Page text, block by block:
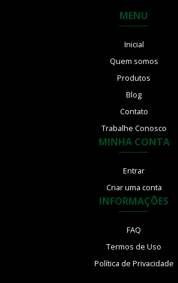
MENU
Inicial
Quem somos
Produtos
Blog
Contato
Trabalhe Conosco
MINHA CONTA
Entrar
Criar uma conta
INFORMAÇÕES
FAQ
Termos de Uso
Política de Privacidade